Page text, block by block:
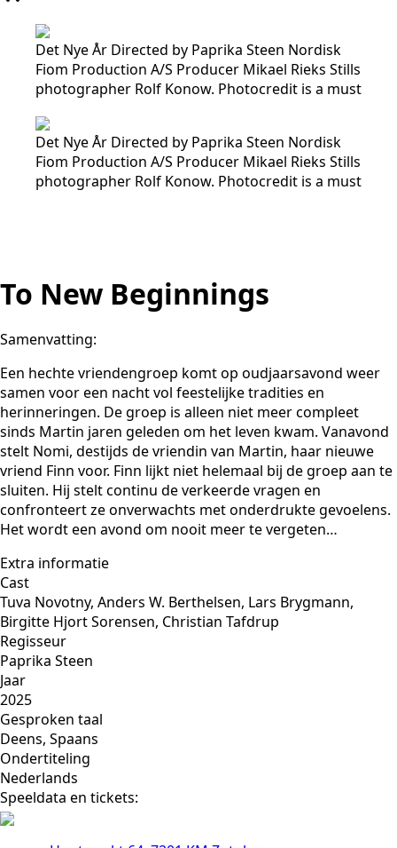
Det Nye År Directed by Paprika Steen Nordisk
Fiom Production A/S Producer Mikael Rieks Stills
photographer Rolf Konow. Photocredit is a must
Det Nye År Directed by Paprika Steen Nordisk
Fiom Production A/S Producer Mikael Rieks Stills
photographer Rolf Konow. Photocredit is a must
To New Beginnings
Samenvatting:
Een hechte vriendengroep komt op oudjaarsavond weer
samen voor een nacht vol feestelijke tradities en
herinneringen. De groep is alleen niet meer compleet
sinds Martin jaren geleden om het leven kwam. Vanavond
stelt Nomi, destijds de vriendin van Martin, haar nieuwe
vriend Finn voor. Finn lijkt niet helemaal bij de groep aan te
sluiten. Hij stelt continu de verkeerde vragen en
confronteert ze onverwachts met onderdrukte gevoelens.
Het wordt een avond om nooit meer te vergeten…
Extra informatie
Cast
Tuva Novotny, Anders W. Berthelsen, Lars Brygmann,
Birgitte Hjort Sorensen, Christian Tafdrup
Regisseur
Paprika Steen
Jaar
2025
Gesproken taal
Deens, Spaans
Ondertiteling
Nederlands
Speeldata en tickets: